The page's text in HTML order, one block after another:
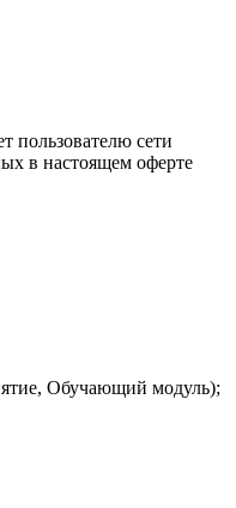
сети
в настоящем оферте
Обучающий модуль);